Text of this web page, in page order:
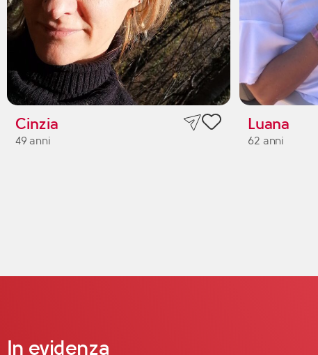
Cinzia
49 anni
Luana
62 anni
In evidenza